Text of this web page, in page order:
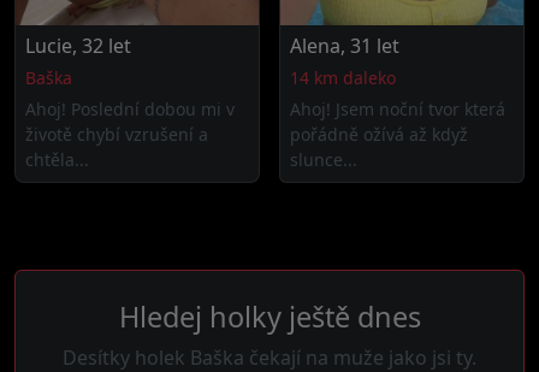
Lucie, 32 let
Baška
Ahoj! Poslední dobou mi v
životě chybí vzrušení a
chtěla...
Alena, 31 let
14 km daleko
Ahoj! Jsem noční tvor která
pořádně ožívá až když
slunce...
Hledej holky ještě dnes
Desítky holek Baška čekají na muže jako jsi ty.